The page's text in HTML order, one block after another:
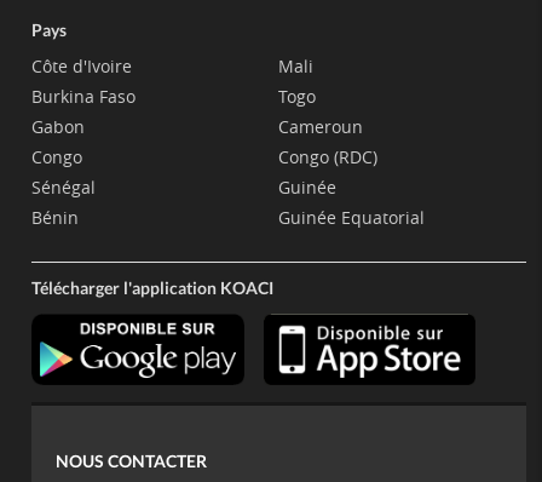
Pays
Côte d'Ivoire
Burkina Faso
Gabon
Congo
Sénégal
Bénin
Mali
Togo
Cameroun
Congo (RDC)
Guinée
Guinée Equatorial
Télécharger l'application KOACI
NOUS CONTACTER